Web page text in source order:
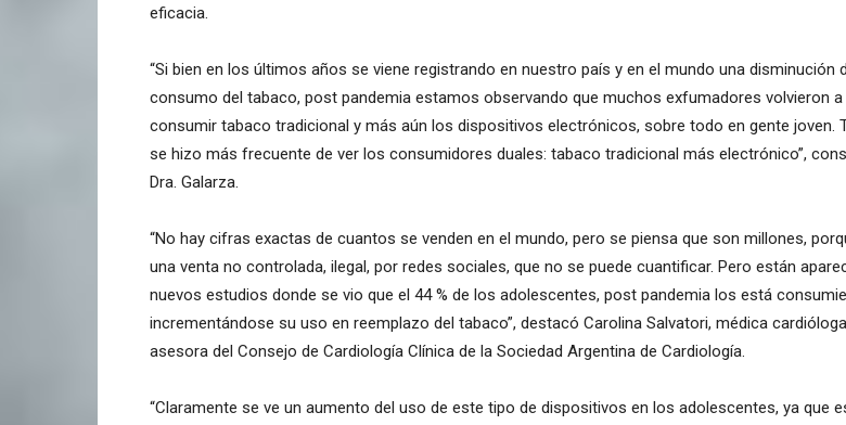
eficacia.
“Si bien en los últimos años se viene registrando en nuestro país y en el mundo una disminución
consumo del tabaco, post pandemia estamos observando que muchos exfumadores volvieron a
consumir tabaco tradicional y más aún los dispositivos electrónicos, sobre todo en gente joven.
se hizo más frecuente de ver los consumidores duales: tabaco tradicional más electrónico”,
Dra. Galarza.
“No hay cifras exactas de cuantos se venden en el mundo, pero se piensa que son millones,
una venta no controlada, ilegal, por redes sociales, que no se puede cuantificar. Pero están
nuevos estudios donde se vio que el 44 % de los adolescentes, post pandemia los está
incrementándose su uso en reemplazo del tabaco”, destacó Carolina Salvatori, médica
asesora del Consejo de Cardiología Clínica de la Sociedad Argentina de Cardiología.
“Claramente se ve un aumento del uso de este tipo de dispositivos en los adolescentes, ya que